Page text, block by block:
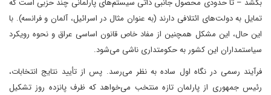
بکشد – تا حدودی محصول جانبی ذاتی سیستم‌های پارلمانی چند حزبی است که
تمایل به دولت‌های ائتلافی دارند (به عنوان مثال در اسرائیل، آلمان و فرانسه). با
این حال، این مشکل همچنین از مفاد خاص قانون اساسی عراق و نحوه رویکرد
سیاستمداران این کشور به حکومتداری ناشی می‌شود.
فرآیند رسمی در نگاه اول ساده به نظر می‌رسد. پس از تأیید نتایج انتخابات،
رئیس جمهوری از پارلمان تازه منتخب می‌خواهد که ظرف پانزده روز تشکیل